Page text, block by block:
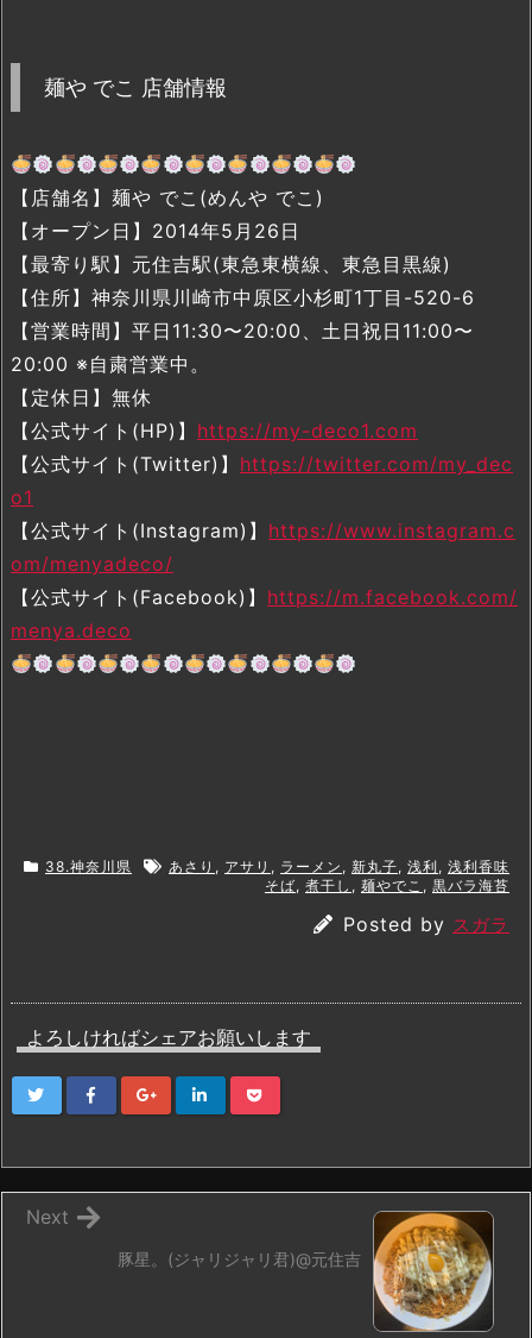
麺や でこ 店舗情報
【店舗名】麺や でこ(めんや でこ)
【オープン日】2014年5月26日
【最寄り駅】元住吉駅(東急東横線、東急目黒線)
【住所】神奈川県川崎市中原区小杉町1丁目-520-6
【営業時間】平日11:30〜20:00、土日祝日11:00〜
20:00 ※自粛営業中。
【定休日】無休
【公式サイト(HP)】 https://my-deco1.com
【公式サイト(Twitter)】 https://twitter.com/my_dec
o1
【公式サイト(Instagram)】 https://www.instagram.c
om/menyadeco/
【公式サイト(Facebook)】 https://m.facebook.com/
menya.deco
38.神奈川県 あさり , アサリ , ラーメン , 新丸子, 浅利 , 浅利香味
そば, 煮干し , 麺やでこ , 黒バラ海苔
Posted by スガラ
よろしければシェアお願いします
豚星。(ジャリジャリ君)@元住吉
Next